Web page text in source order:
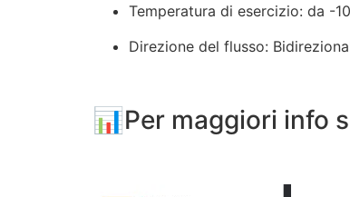
Temperatura di esercizio: da -
Direzione del flusso:
📊Per maggiori info